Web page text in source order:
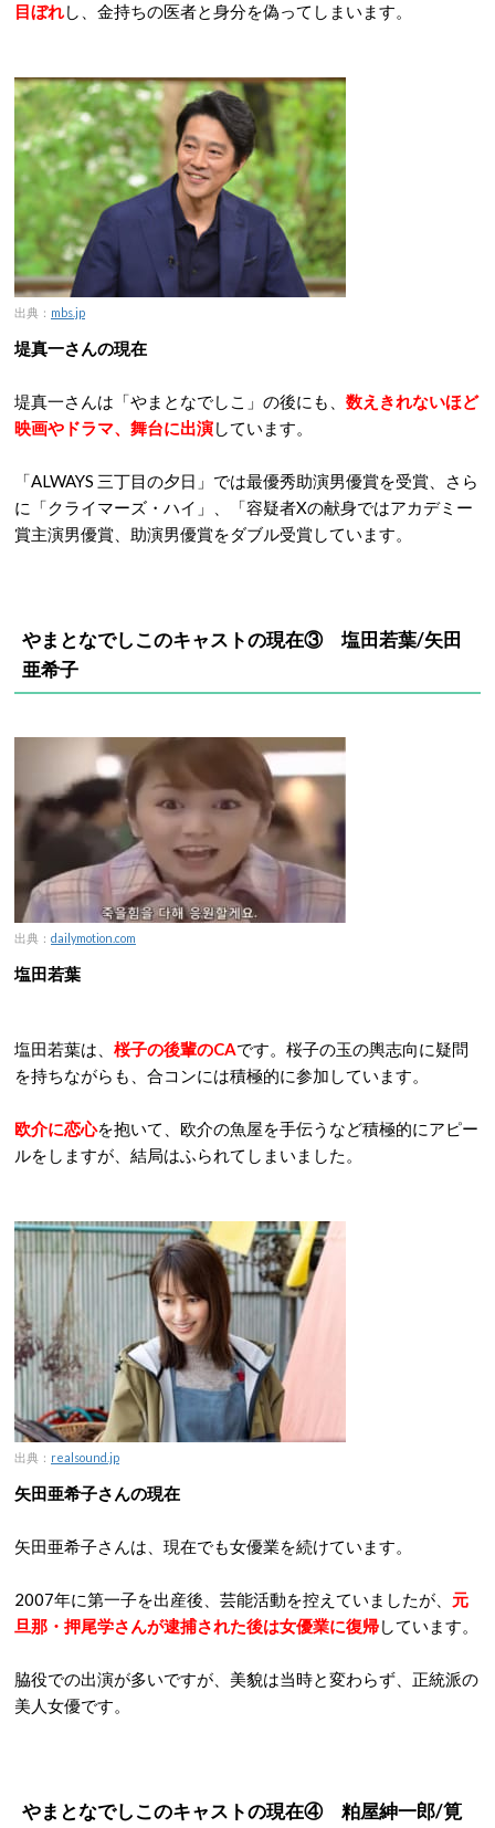
目ぼれし、金持ちの医者と身分を偽ってしまいます。
出典： mbs.jp
堤真一さんの現在
堤真一さんは「やまとなでしこ」の後にも、 数えきれないほど
映画やドラマ、舞台に出演しています。
「ALWAYS 三丁目の夕日」では最優秀助演男優賞を受賞、さら
に「クライマーズ・ハイ」、「容疑者Xの献身ではアカデミー
賞主演男優賞、助演男優賞をダブル受賞しています。
やまとなでしこのキャストの現在③ 塩田若葉/矢田
亜希子
出典： dailymotion.com
塩田若葉
塩田若葉は、 桜子の後輩のCAです。桜子の玉の輿志向に疑問
を持ちながらも、合コンには積極的に参加しています。
欧介に恋心を抱いて、欧介の魚屋を手伝うなど積極的にアピー
ルをしますが、結局はふられてしまいました。
出典： realsound.jp
矢田亜希子さんの現在
矢田亜希子さんは、現在でも女優業を続けています。
2007年に第一子を出産後、芸能活動を控えていましたが、 元
旦那・押尾学さんが逮捕された後は女優業に復帰しています。
脇役での出演が多いですが、美貌は当時と変わらず、正統派の
美人女優です。
やまとなでしこのキャストの現在④ 粕屋紳一郎/筧